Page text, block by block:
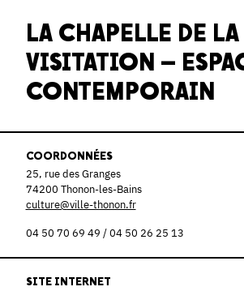
LA CHAPELLE DE LA
VISITATION –
CONTEMPORAIN
COORDONNÉES
25, rue des Granges
74200 Thonon-les-Bains
culture@ville-thonon.fr
04 50 70 69 49 / 04 50 26 25 13
SITE INTERNET